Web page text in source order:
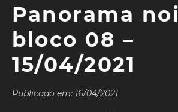
Panorama
bloco 08 –
15/04/2021
Publicado em: 16/04/2021